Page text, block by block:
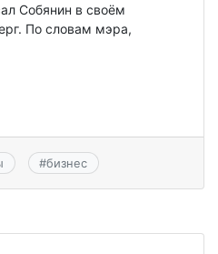
Собянин в своём
По словам мэра,
#бизнес